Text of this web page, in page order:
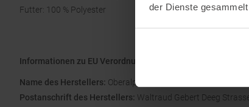
der Dienste gesammelt
Futter: 100 % Polyester
Informationen zu EU Verordnung GPSR
Name des Herstellers: Oberalp SPA
Postanschrift des Herstellers: Waltraud Gebert Deeg